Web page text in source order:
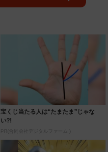
宝くじ当たる人は“たまたま”じゃな
い?!
PR(合同会社デジタルファーム )